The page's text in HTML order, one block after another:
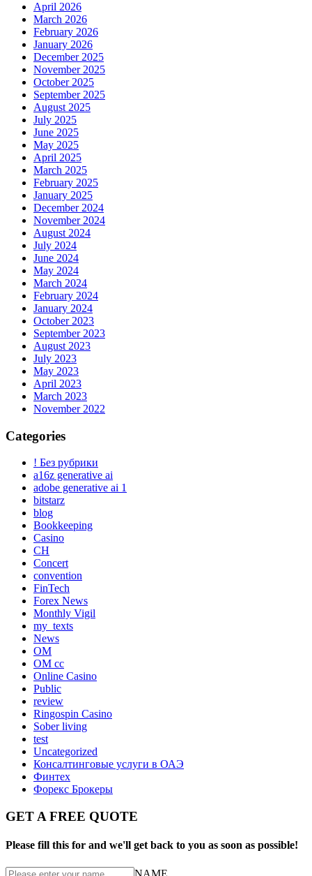
April 2026
March 2026
February 2026
January 2026
December 2025
November 2025
October 2025
September 2025
August 2025
July 2025
June 2025
May 2025
April 2025
March 2025
February 2025
January 2025
December 2024
November 2024
August 2024
July 2024
June 2024
May 2024
March 2024
February 2024
January 2024
October 2023
September 2023
August 2023
July 2023
May 2023
April 2023
March 2023
November 2022
Categories
! Без рубрики
a16z generative ai
adobe generative ai 1
bitstarz
blog
Bookkeeping
Casino
CH
Concert
convention
FinTech
Forex News
Monthly Vigil
my_texts
News
OM
OM cc
Online Casino
Public
review
Ringospin Casino
Sober living
test
Uncategorized
Консалтинговые услуги в ОАЭ
Финтех
Форекс Брокеры
GET A FREE QUOTE
Please fill this for and we'll get back to you as soon as possible!
NAME